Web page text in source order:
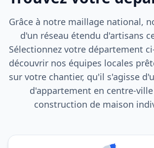
Grâce à notre maillage national,
d'un réseau étendu d'artisans
Sélectionnez votre département
découvrir nos équipes locales
sur votre chantier, qu'il s'agisse
d'appartement en centre-
construction de maison